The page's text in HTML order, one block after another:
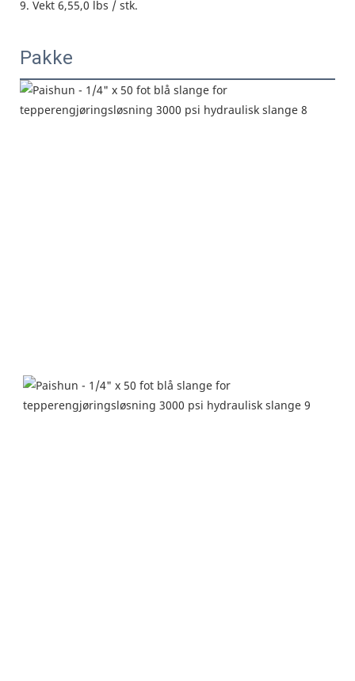
9. Vekt 6,55,0 lbs / stk.
Pakke